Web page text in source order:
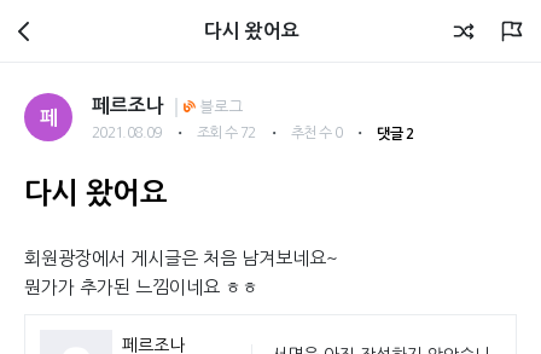
회원광장
다시 왔어요
페
페르조나 블로그
2021.08.09 ・ 조회 수 72 ・ 추천 수 0 ・ 댓글 2
다시 왔어요
회원광장에서 게시글은 처음 남겨보네요~
뭔가가 추가된 느낌이네요 ㅎㅎ
페르조나